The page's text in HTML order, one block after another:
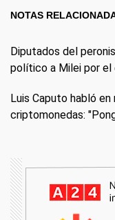
NOTAS
Diputados del
político a Milei por el
Luis Caputo habló
criptomonedas: